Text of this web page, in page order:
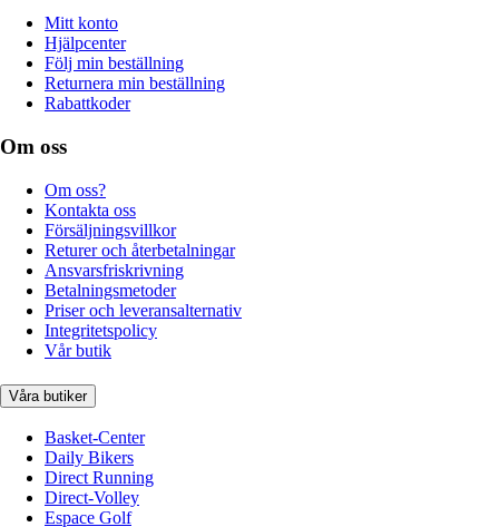
Mitt konto
Hjälpcenter
Följ min beställning
Returnera min beställning
Rabattkoder
Om oss
Om oss?
Kontakta oss
Försäljningsvillkor
Returer och återbetalningar
Ansvarsfriskrivning
Betalningsmetoder
Priser och leveransalternativ
Integritetspolicy
Vår butik
Våra butiker
Basket-Center
Daily Bikers
Direct Running
Direct-Volley
Espace Golf